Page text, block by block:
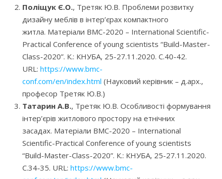
Поліщук Є.О., Третяк Ю.В. Проблеми розвитку
дизайну меблів в інтер’єрах компактного
житла. Матеріали BMC-2020 – International Scientific-
Practical Conference of young scientists “Build-Master-
Class-2020”. К.: КНУБА, 25-27.11.2020. С.40-42.
URL: https://www.bmc-
conf.com/en/index.html (Науковий керівник – д.арх.,
професор Третяк Ю.В.)
Татарин А.В., Третяк Ю.В. Особливості формування
інтер’єрів житлового простору на етнічних
засадах. Матеріали BMC-2020 – International
Scientific-Practical Conference of young scientists
“Build-Master-Class-2020”. К.: КНУБА, 25-27.11.2020.
С.34-35. URL: https://www.bmc-